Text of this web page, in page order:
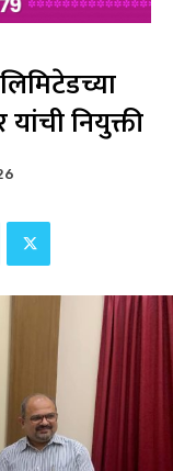
नियुक्ती